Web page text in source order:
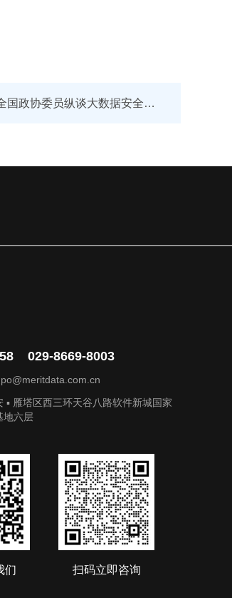
下一篇：三位全国政协委员纵谈大数据安全：强化数据风险意识 提升社会“安全感”
029-8669-8003
▪ 雁塔区西三环天谷八路软件新城国家
地六层
们 扫码立即咨询